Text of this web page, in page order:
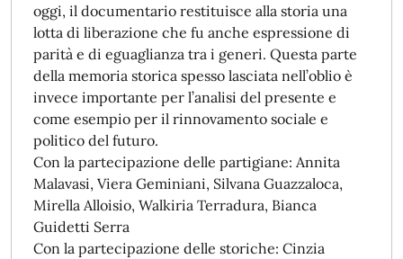
oggi, il documentario restituisce alla storia una
lotta di liberazione che fu anche espressione di
parità e di eguaglianza tra i generi. Questa parte
della memoria storica spesso lasciata nell’oblio è
invece importante per l’analisi del presente e
come esempio per il rinnovamento sociale e
politico del futuro.
Con la partecipazione delle partigiane: Annita
Malavasi, Viera Geminiani, Silvana Guazzaloca,
Mirella Alloisio, Walkiria Terradura, Bianca
Guidetti Serra
Con la partecipazione delle storiche: Cinzia